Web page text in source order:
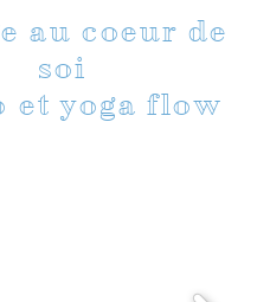
au coeur de
soi
et yoga flow